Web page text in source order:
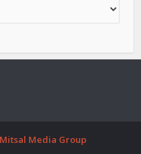
Media Group